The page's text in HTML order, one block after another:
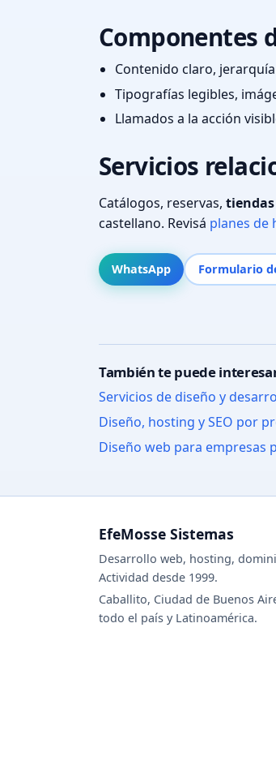
Componentes
Contenido claro,
Tipografías legibles,
Llamados a la acción
Servicios
Catálogos, reservas,
castellano. Revisá planes de
WhatsApp Formulario
También te puede
Servicios de diseño y
Diseño, hosting y SEO por
Diseño web para empresas
EfeMosse Sistemas
Desarrollo web, hosting,
Actividad desde 1999.
Caballito, Ciudad de Buenos
todo el país y Latinoamérica.